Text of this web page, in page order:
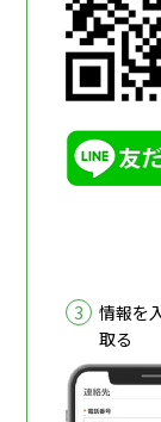
3
情報を
取る